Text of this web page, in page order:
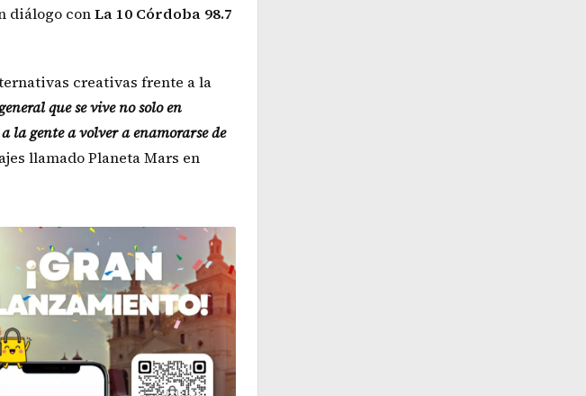
diálogo conLa 10 Córdoba 98.7
creativas frente a la
que se vive no solo en
la gente a volver a enamorarse de
llamado Planeta Mars en